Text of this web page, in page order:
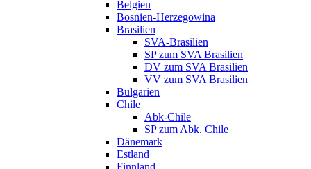
Belgien
Bosnien-Herzegowina
Brasilien
SVA-Brasilien
SP zum SVA Brasilien
DV zum SVA Brasilien
VV zum SVA Brasilien
Bulgarien
Chile
Abk-Chile
SP zum Abk. Chile
Dänemark
Estland
Finnland